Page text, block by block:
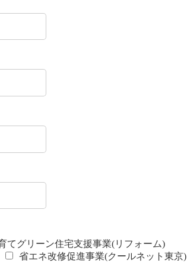
てグリーン住宅支援事業(リフォーム)
省エネ改修促進事業(クールネット東京)